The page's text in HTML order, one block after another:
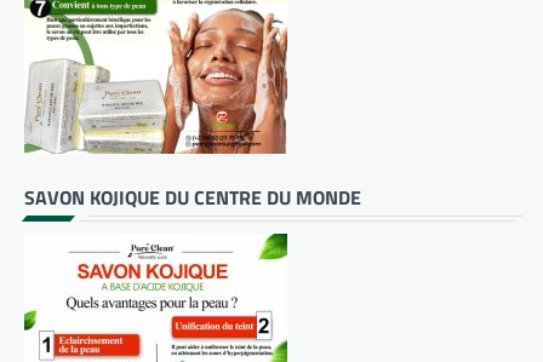
SAVON KOJIQUE DU CENTRE DU MONDE